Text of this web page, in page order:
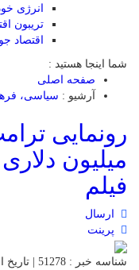
انرژی
تریبون
اقتصاد
شما اینجا هستید :
صفحه اصلی
آرشیو : سیاسی،
میلیون
فیلم
ارسال
پرینت